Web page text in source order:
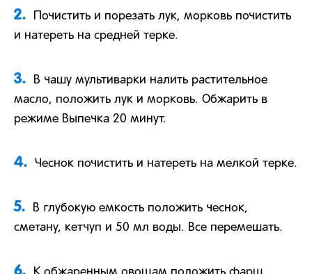
2.
Почистить и порезать лук, морковь почистить
и натереть на средней терке.
3.
В чашу мультиварки налить растительное
масло, положить лук и морковь. Обжарить в
режиме Выпечка 20 минут.
4. Чеснок почистить и натереть на мелкой терке.
5.
В глубокую емкость положить чеснок,
сметану, кетчуп и 50 мл воды. Все перемешать.
6.